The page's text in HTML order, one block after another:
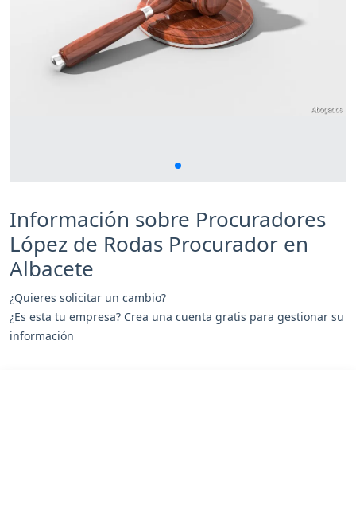
Información sobre Procuradores
López de Rodas Procurador en
Albacete
¿Quieres solicitar un cambio?
¿Es esta tu empresa? Crea una cuenta gratis para gestionar su
información